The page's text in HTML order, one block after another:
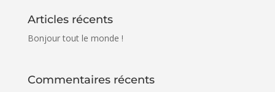
Articles récents
Bonjour tout le monde !
Commentaires récents